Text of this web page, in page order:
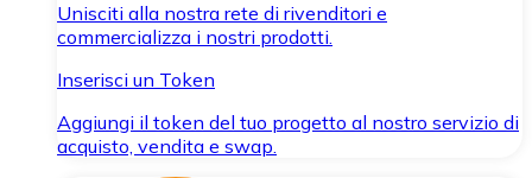
Unisciti alla nostra rete di rivenditori e
commercializza i nostri prodotti.
Inserisci un Token
Aggiungi il token del tuo progetto al nostro servizio di
acquisto, vendita e swap.